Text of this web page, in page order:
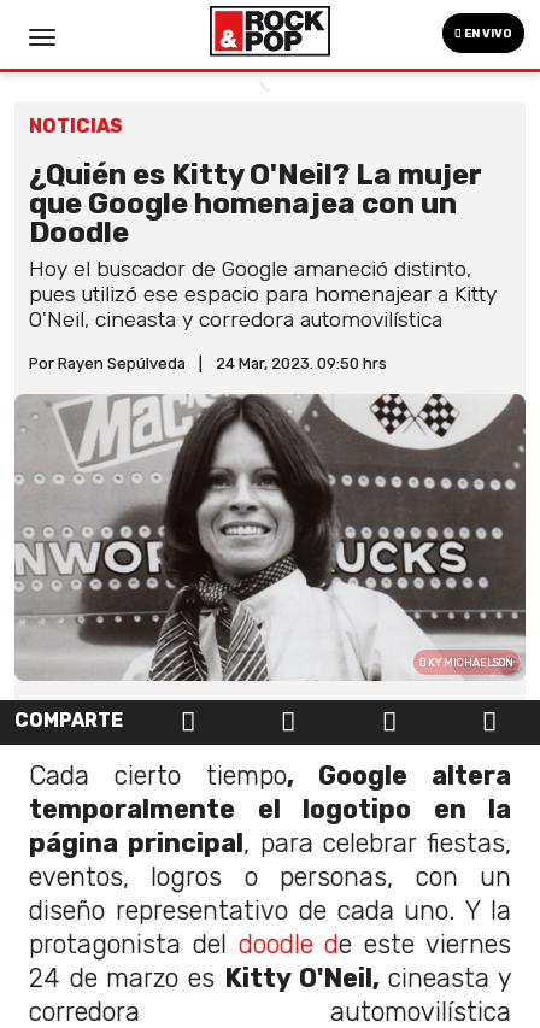
EN VIVO
NOTICIAS
¿Quién es Kitty O'Neil? La mujer
que Google homenajea con un
Doodle
Hoy el buscador de Google amaneció distinto,
pues utilizó ese espacio para homenajear a Kitty
O'Neil, cineasta y corredora automovilística
Por Rayen Sepúlveda 24 Mar, 2023. 09:50 hrs
KY MICHAELSON
COMPARTE
Cada cierto tiempo, Google altera
temporalmente el logotipo en la
página principal, para celebrar fiestas,
eventos, logros o personas, con un
diseño representativo de cada uno. Y la
protagonista del doodle de este viernes
24 de marzo es Kitty O'Neil,cineasta y
corredora automovilística